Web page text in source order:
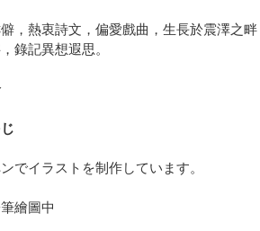
，熱衷詩文，偏愛戲曲，生長於震澤之畔
錄記異想遐思。
でイラストを制作しています。
繪圖中